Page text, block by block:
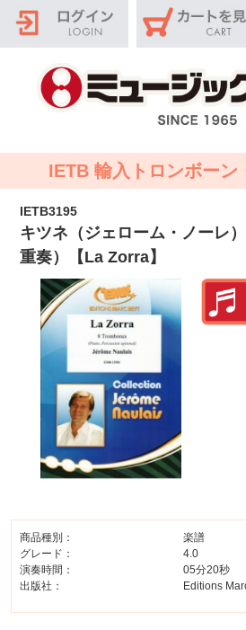
IETB 輸入トロンボーン
IETB3195
キツネ（ジェローム・ノーレ
重奏）【La Zorra】
商品種別：
楽譜
グレード：
4.0
演奏時間：
05分20秒
出版社：
Editions